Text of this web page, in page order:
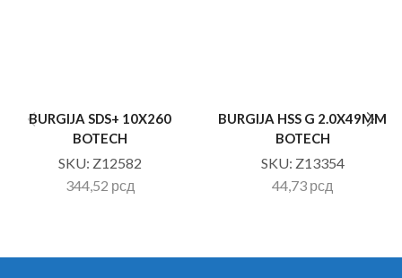
BURGIJA SDS+ 10X260
BOTECH
SKU: Z12582
344,52 рсд
BURGIJA HSS G 2.0X49MM
BOTECH
SKU: Z13354
44,73 рсд